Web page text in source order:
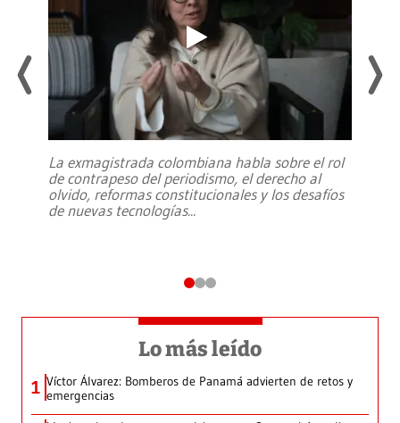
La exmagistrada colombiana habla sobre el rol
de contrapeso del periodismo, el derecho al
olvido, reformas constitucionales y los desafíos
de nuevas tecnologías...
Lo más leído
1 Víctor Álvarez: Bomberos de Panamá advierten de retos y
emergencias